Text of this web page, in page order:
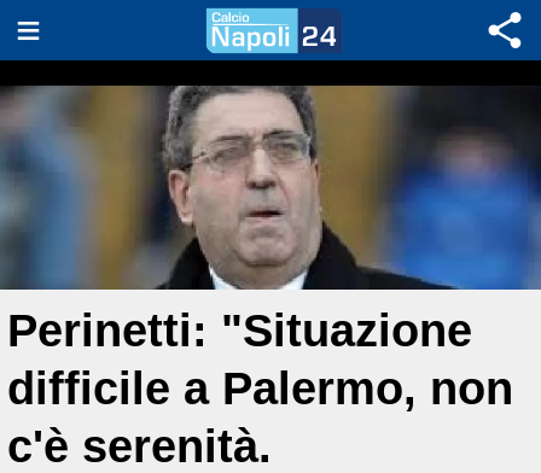
Perinetti: "Situazione
difficile a Palermo, non
c'è serenità.